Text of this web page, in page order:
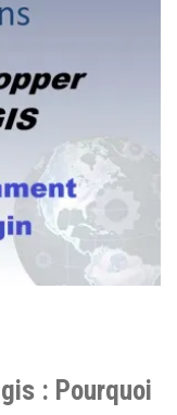
: Pourquoi